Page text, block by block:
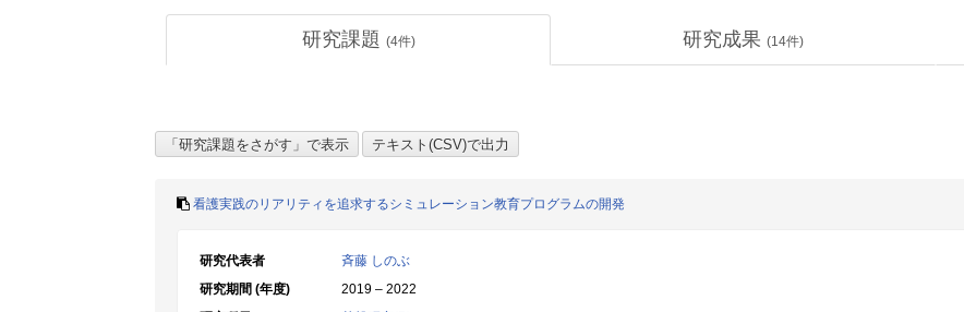
研究課題 (4件) 研究成果 (14件)
看護実践のリアリティを追求するシミュレーション教育プログラムの開発
研究代表者
斉藤 しのぶ
研究期間 (年度)
2019 – 2022